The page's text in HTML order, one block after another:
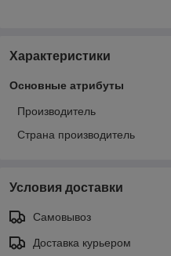
Характеристики
Основные атрибуты
Производитель
Страна производитель
Условия доставки
Самовывоз
Доставка курьером